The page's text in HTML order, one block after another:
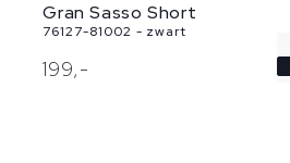
Gran Sasso Short
76127-81002 - zwart
199,-